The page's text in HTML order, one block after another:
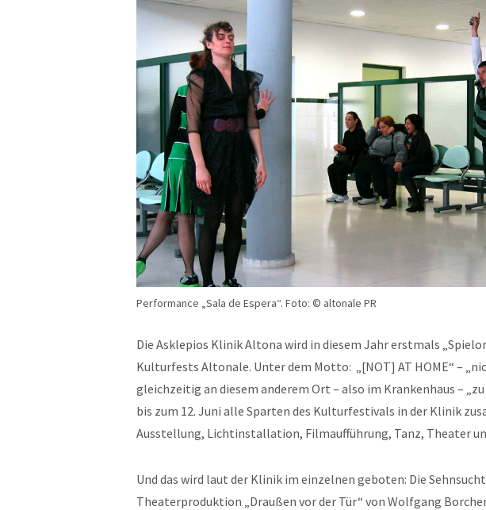
Performance „Sala de Espera“. Foto: © altonale PR
Die Asklepios Klinik Altona wird in diesem Jahr erstmals
Kulturfests Altonale. Unter dem Motto: „[NOT] AT HOME“ –
gleichzeitig an diesem anderem Ort – also im Krankenhaus –
bis zum 12. Juni alle Sparten des Kulturfestivals in der Klinik
Ausstellung, Lichtinstallation, Filmaufführung, Tanz, Theater
Und das wird laut der Klinik im einzelnen geboten: Die
Theaterproduktion „Draußen vor der Tür“ von Wolfgang